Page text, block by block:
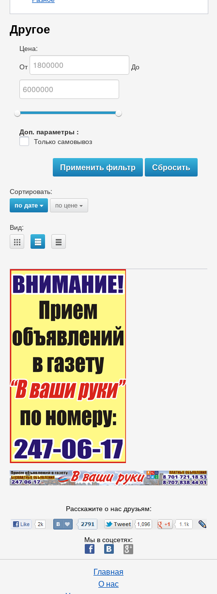
Другое
Цена:
От
До
Доп. параметры :
Только самовывоз
Сортировать:
по дате{ по цене {
Вид:
A B C
Расскажите о нас друзьям:
Мы в соцсетях:
ä æ è
Главная
О нас